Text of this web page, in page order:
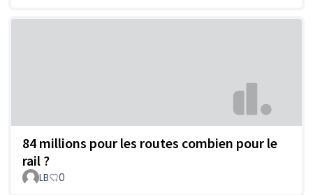
84 millions pour les routes combien pour le
rail ?
LB 0